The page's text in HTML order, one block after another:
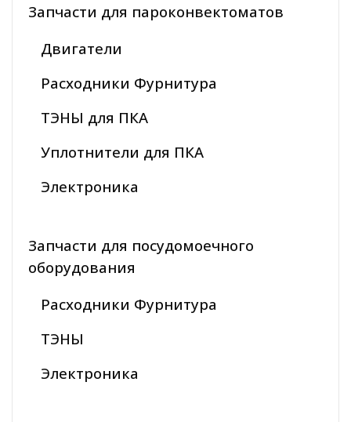
Запчасти для пароконвектоматов
Двигатели
Расходники Фурнитура
ТЭНЫ для ПКА
Уплотнители для ПКА
Электроника
Запчасти для посудомоечного
оборудования
Расходники Фурнитура
ТЭНЫ
Электроника